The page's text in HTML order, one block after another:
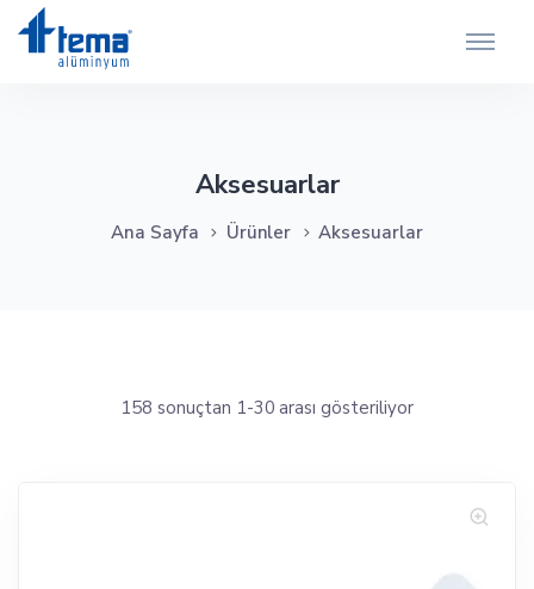
Aksesuarlar
Ana Sayfa Ürünler Aksesuarlar
158 sonuçtan 1-30 arası gösteriliyor